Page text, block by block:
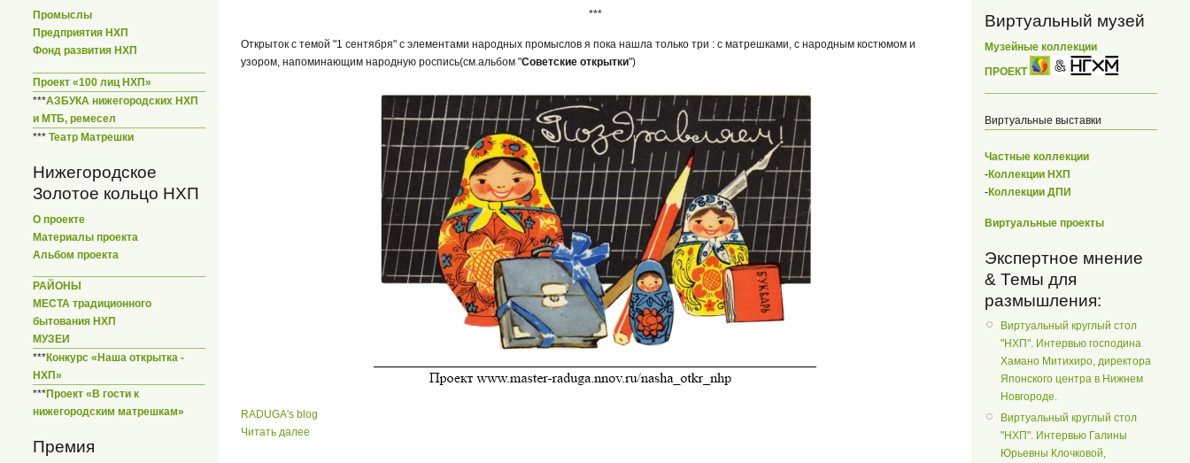
Промыслы
Предприятия НХП
Фонд развития НХП
Проект «100 лиц НХП»
***АЗБУКА нижегородских НХП
и МТБ, ремесел
*** Театр Матрешки
Нижегородское
Золотое кольцо НХП
О проекте
Материалы проекта
Альбом проекта
РАЙОНЫ
МЕСТА традиционного
бытования НХП
МУЗЕИ
***Конкурс «Наша открытка -
НХП»
***Проект «В гости к
нижегородским матрешкам»
Премия
***
Открыток с темой "1 сентября" с элементами народных промыслов я пока нашла только три : с матрешками, с народным костюмом и
узором, напоминающим народную роспись(см.альбом "Советские открытки")
RADUGA's blog
Читать далее
Виртуальный музей
Музейные коллекции
ПРОЕКТ
Виртуальные выставки
Частные коллекции
-Коллекции НХП
-Коллекции ДПИ
Виртуальные проекты
Экспертное мнение
& Темы для
размышления:
Виртуальный круглый стол
"НХП". Интервью господина
Хамано Митихиро, директора
Японского центра в Нижнем
Новгороде.
Виртуальный круглый стол
"НХП". Интервью Галины
Юрьевны Клочковой,